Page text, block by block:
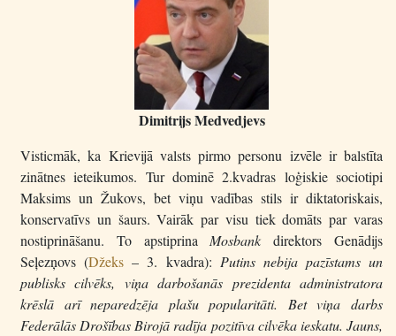
Dimitrijs Medvedjevs
Visticmāk, ka Krievijā valsts pirmo personu izvēle ir balstīta
zinātnes ieteikumos. Tur dominē 2.kvadras loģiskie sociotipi
Maksims un Žukovs, bet viņu vadības stils ir diktatoriskais,
konservatīvs un šaurs. Vairāk par visu tiek domāts par varas
nostiprināšanu. To apstiprinaMosbank direktors Genādijs
Seļezņovs (Džeks – 3. kvadra): Putins nebija pazīstams un
publisks cilvēks, viņa darbošanās prezidenta administratora
krēslā arī neparedzēja plašu popularitāti. Bet viņa darbs
Federālās Drošības Birojā radīja pozitīva cilvēka ieskatu. Jauns,